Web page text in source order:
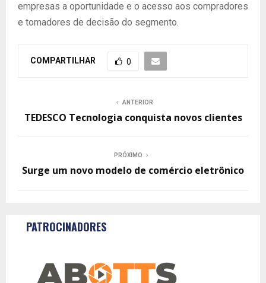
empresas a oportunidade e o acesso aos compradores
e tomadores de decisão do segmento.
COMPARTILHAR 0
ANTERIOR
TEDESCO Tecnologia conquista novos clientes
PRÓXIMO
Surge um novo modelo de comércio eletrônico
PATROCINADORES